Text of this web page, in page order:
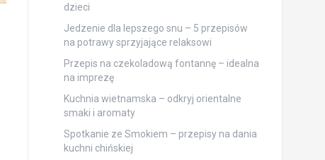
dzieci
Jedzenie dla lepszego snu – 5 przepisów
na potrawy sprzyjające relaksowi
Przepis na czekoladową fontannę – idealna
na imprezę
Kuchnia wietnamska – odkryj orientalne
smaki i aromaty
Spotkanie ze Smokiem – przepisy na dania
kuchni chińskiej